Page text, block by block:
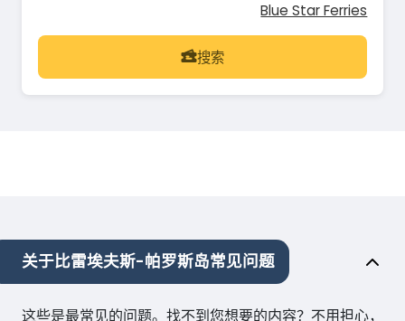
Blue Star Ferries
搜索
关于比雷埃夫斯-帕罗斯岛常见问题
这些是最常见的问题。找不到您想要的内容？不用担心，